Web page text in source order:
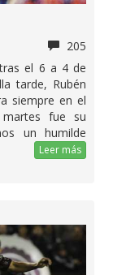
205
el 6 a 4 de
tarde, Rubén
siempre en el
fue su
un humilde
Leer más